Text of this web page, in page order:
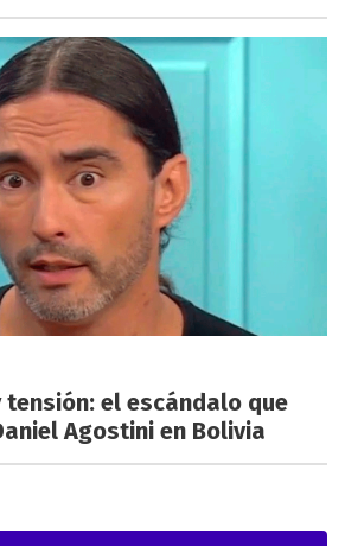
el escándalo que
Agostini en Bolivia